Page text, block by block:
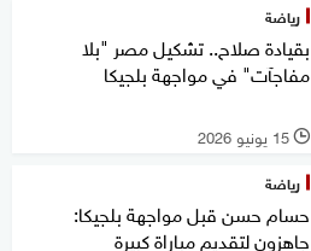
رياضة
بقيادة صلاح.. تشكيل مصر "بلا
مفاجآت" في مواجهة بلجيكا
l 15 يونيو 2026
رياضة
حسام حسن قبل مواجهة بلجيكا:
جاهزون لتقديم مباراة كبيرة